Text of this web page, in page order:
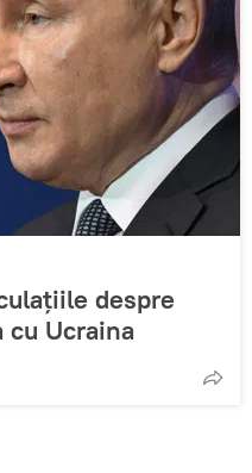
despre
Ucraina